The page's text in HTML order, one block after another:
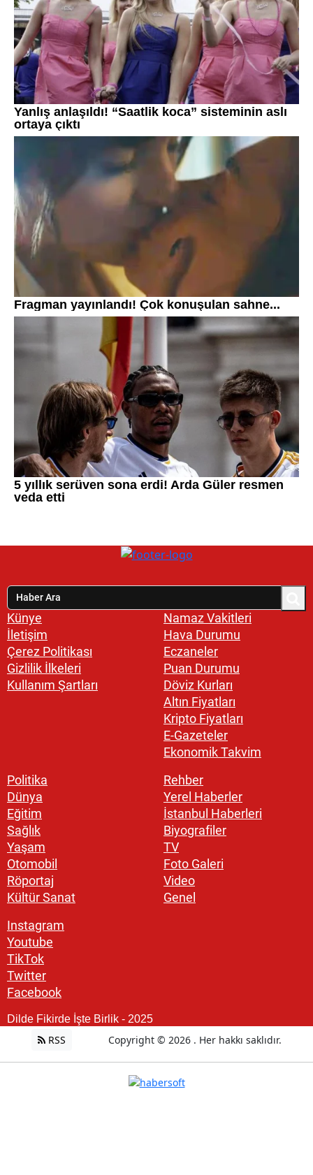
Künye
İletişim
Çerez Politikası
Gizlilik İlkeleri
Kullanım Şartları
Namaz Vakitleri
Hava Durumu
Eczaneler
Puan Durumu
Döviz Kurları
Altın Fiyatları
Kripto Fiyatları
E-Gazeteler
Ekonomik Takvim
Politika
Dünya
Eğitim
Sağlık
Yaşam
Otomobil
Röportaj
Kültür Sanat
Rehber
Yerel Haberler
İstanbul Haberleri
Biyografiler
TV
Foto Galeri
Video
Genel
Instagram
Youtube
TikTok
Twitter
Facebook
Dilde Fikirde İşte Birlik - 2025
RSS Copyright © 2026 . Her hakkı saklıdır.